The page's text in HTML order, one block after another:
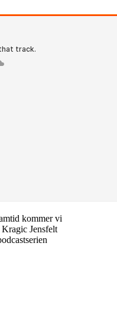
kommer vi
Jensfelt